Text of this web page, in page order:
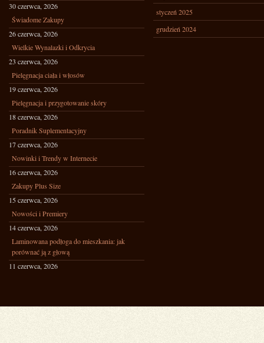
30 czerwca, 2026
Świadome Zakupy
26 czerwca, 2026
Wielkie Wynalazki i Odkrycia
23 czerwca, 2026
Pielęgnacja ciała i włosów
19 czerwca, 2026
Pielęgnacja i przygotowanie skóry
18 czerwca, 2026
Poradnik Suplementacyjny
17 czerwca, 2026
Nowinki i Trendy w Internecie
16 czerwca, 2026
Zakupy Plus Size
15 czerwca, 2026
Nowości i Premiery
14 czerwca, 2026
Laminowana podłoga do mieszkania: jak
porównać ją z głową
11 czerwca, 2026
styczeń 2025
grudzień 2024